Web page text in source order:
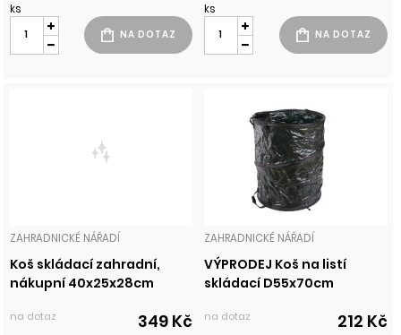
ks ks
ZAHRADNICKÉ NÁŘADÍ
Koš skládací zahradní,
nákupní 40x25x28cm
na dotaz 349 Kč
ZAHRADNICKÉ NÁŘADÍ
VÝPRODEJ Koš na listí
skládací D55x70cm
na dotaz 212 Kč